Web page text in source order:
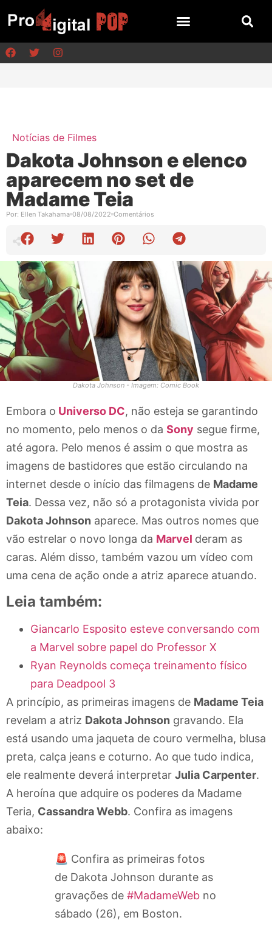
Notícias de Filmes
Dakota Johnson e elenco
aparecem no set de
Madame Teia
Por: Ellen Takahama 08/08/2022 Comentários
Dakota Johnson - Imagem: Comic Book
Embora o Universo DC, não esteja se garantindo
no momento, pelo menos o da Sony segue firme,
até agora. Pelo menos é assim o que mostra as
imagens de bastidores que estão circulando na
internet desde o início das filmagens de Madame
Teia. Dessa vez, não só a protagonista vivida por
Dakota Johnson aparece. Mas outros nomes que
vão estrelar o novo longa da Marvel deram as
caras. Além disso, também vazou um vídeo com
uma cena de ação onde a atriz aparece atuando.
Leia também:
Giancarlo Esposito esteve conversando com
a Marvel sobre papel do Professor X
Ryan Reynolds começa treinamento físico
para Deadpool 3
A princípio, as primeiras imagens de Madame Teia
revelam a atriz Dakota Johnson gravando. Ela
está usando uma jaqueta de couro vermelha, blusa
preta, calça jeans e coturno. Ao que tudo indica,
ele realmente deverá interpretar Julia Carpenter.
A heroína que adquire os poderes da Madame
Teria, Cassandra Webb. Confira as imagens
abaixo:
🚨 Confira as primeiras fotos
de Dakota Johnson durante as
gravações de #MadameWeb no
sábado (26), em Boston.